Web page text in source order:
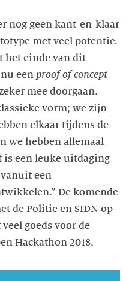
nog geen kant-en-klaar
met veel potentie.
het einde van dit
een proof of concept
mee doorgaan.
vorm; we zijn
elkaar tijdens de
we hebben allemaal
is een leuke uitdaging
een
De komende
de Politie en SIDN op
goeds voor de
Hackathon 2018.